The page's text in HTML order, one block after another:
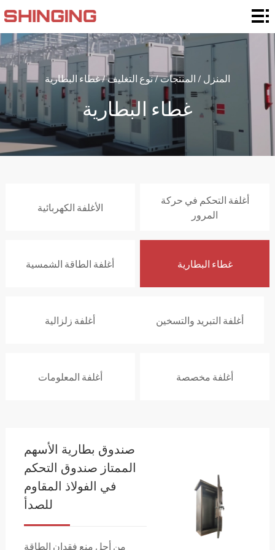
المنزل
تصنيفات
التغليف
نوع
التغليف
إضافة
المواد
التخصيص
والدعم
التطبيق
المنزل / المنتجات/نوع التغليف/غطاء البطارية
غطاء البطارية
الأغلفة الكهربائية
أغلفة التحكم في حركة
المرور
أغلفة الطاقة الشمسية غطاء البطارية
أغلفة زلزالية أغلفة التبريد والتسخين
أغلفة المعلومات أغلفة مخصصة
صندوق بطارية الأسهم
الممتاز صندوق التحكم
في الفولاذ المقاوم
للصدأ
من أجل منع فقدان الطاقة